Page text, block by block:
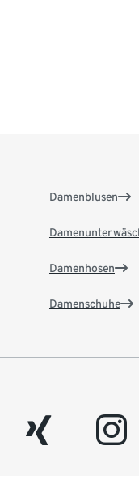
Damenblusen
Damenhosen
Damenschuhe
xing instagram